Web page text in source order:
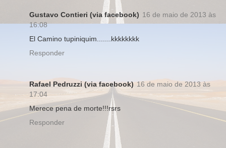
Gustavo Contieri (via facebook) 16 de maio de 2013 às
16:08
El Camino tupiniquim.......kkkkkkkk
Responder
Rafael Pedruzzi (via facebook) 16 de maio de 2013 às
17:04
Merece pena de morte!!!rsrs
Responder